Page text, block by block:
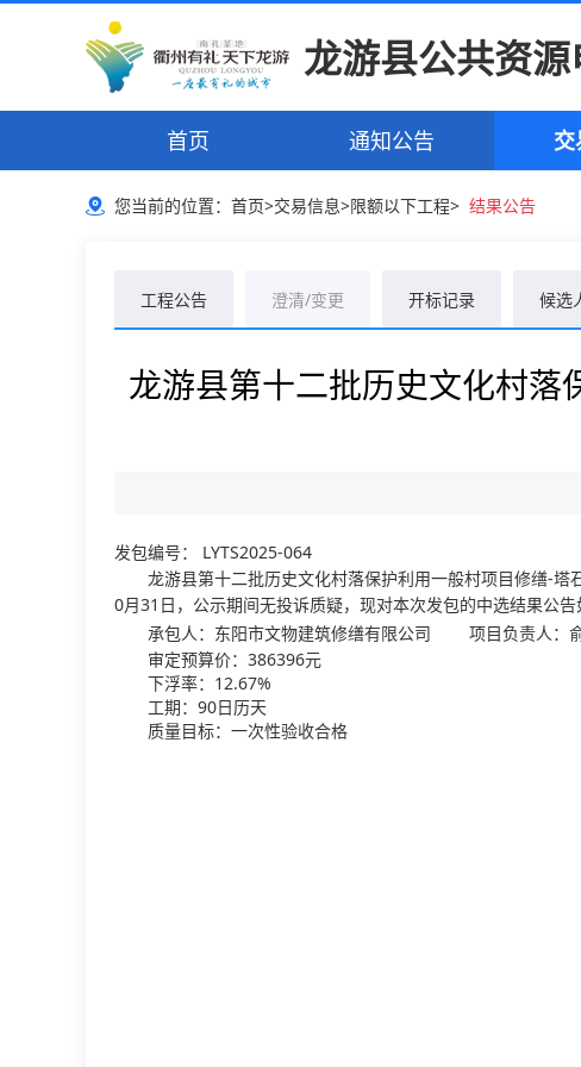
龙游县公共资
首页 通知公告 交
您当前的位置： 首页>交易信息>限额以下工程> 结果公告
工程公告 澄清/变更 开标记录 候选
龙游县第十二批历史文化村落
发包编号：
LYTS2025-064
龙游县第十二批历史文化村落保护利用一般村项目修缮-
0月31日，公示期间无投诉质疑，现对本次发包的中选结果公告
承包人：东阳市文物建筑修缮有限公司
项目负责人：
审定预算价：386396元
下浮率：12.67%
工期：90日历天
质量目标：一次性验收合格